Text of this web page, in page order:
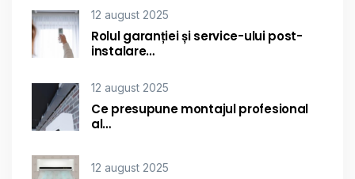
12 august 2025
Rolul garanției și service-ului post-
instalare…
12 august 2025
Ce presupune montajul profesional
al…
12 august 2025